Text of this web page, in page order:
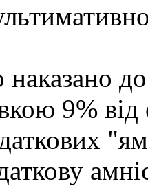
наказано
9%